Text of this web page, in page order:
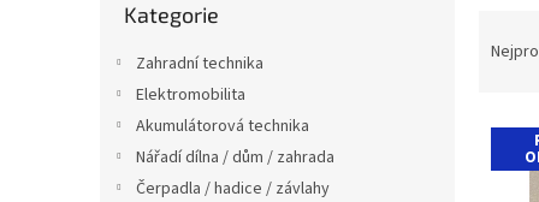
kategorie
Kategorie
Zahradní technika
Elektromobilita
Akumulátorová technika
Nářadí dílna / dům / zahrada
Čerpadla / hadice / závlahy
nV
p